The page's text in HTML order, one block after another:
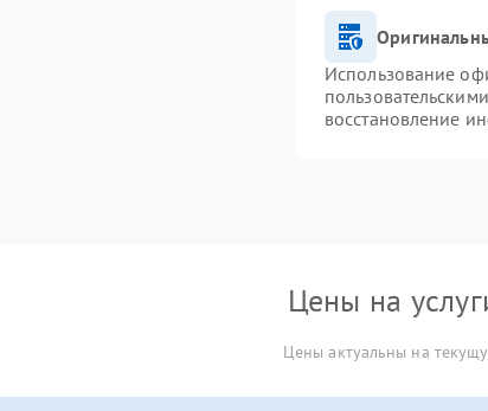
Использование
восстановление
Цены на
Цены актуальны на